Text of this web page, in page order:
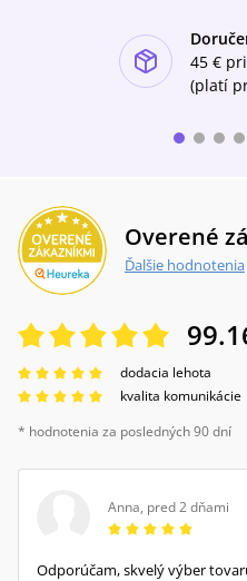
45 €
(platí
Overené
Ďalšie hodnotenia
dodacia lehota
kvalita komunikácie
* hodnotenia za posledných 90 dní
Anna, pred 2 dňami
Odporúčam, skvelý výber